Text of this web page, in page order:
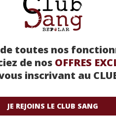
toutes nos
de nos OFFRES
inscrivant au
JE REJOINS LE CLUB SANG